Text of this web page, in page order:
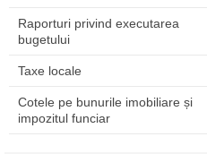
Raporturi privind executarea
bugetului
Taxe locale
Cotele pe bunurile imobiliare și
impozitul funciar